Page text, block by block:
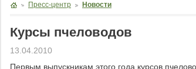
Пресс-центр Новости
Курсы пчеловодов
13.04.2010
Первым выпускникам этого года курсов